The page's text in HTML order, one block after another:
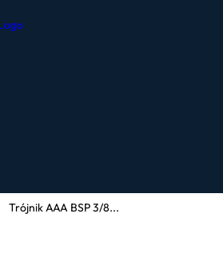
Trójnik AAA BSP 3/8...